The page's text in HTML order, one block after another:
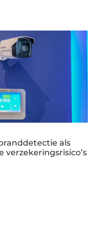
als
verzekeringsrisico’s